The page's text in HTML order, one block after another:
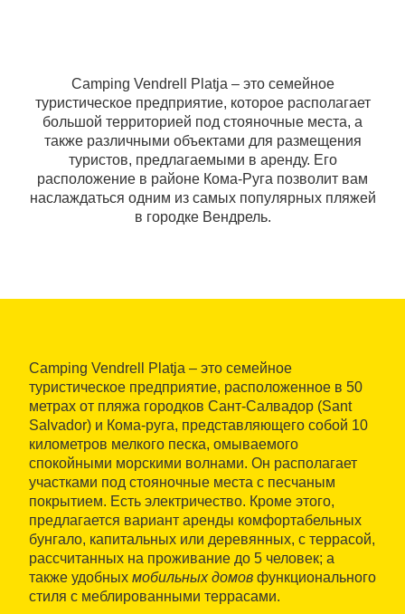
Camping Vendrell Platja – это семейное
туристическое предприятие, которое располагает
большой территорией под стояночные места, а
также различными объектами для размещения
туристов, предлагаемыми в аренду. Его
расположение в районе Кома-Руга позволит вам
наслаждаться одним из самых популярных пляжей
в городке Вендрель.
Camping Vendrell Platja – это семейное
туристическое предприятие, расположенное в 50
метрах от пляжа городков Сант-Салвадор (Sant
Salvador) и Кома-руга, представляющего собой 10
километров мелкого песка, омываемого
спокойными морскими волнами. Он располагает
участками под стояночные места с песчаным
покрытием. Есть электричество. Кроме этого,
предлагается вариант аренды комфортабельных
бунгало, капитальных или деревянных, с террасой,
рассчитанных на проживание до 5 человек; а
также удобных мобильных домов функционального
стиля с меблированными террасами.